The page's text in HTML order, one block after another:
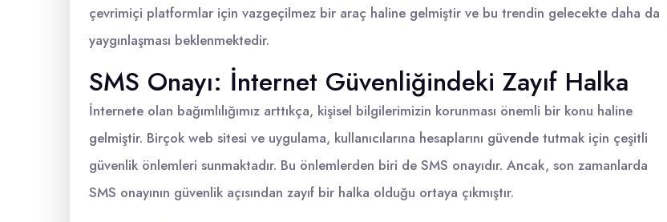
çevrimiçi platformlar için vazgeçilmez bir araç haline gelmiştir ve bu trendin gelecekte daha da
yaygınlaşması beklenmektedir.
SMS Onayı: İnternet Güvenliğindeki Zayıf Halka
İnternete olan bağımlılığımız arttıkça, kişisel bilgilerimizin korunması önemli bir konu haline
gelmiştir. Birçok web sitesi ve uygulama, kullanıcılarına hesaplarını güvende tutmak için çeşitli
güvenlik önlemleri sunmaktadır. Bu önlemlerden biri de SMS onayıdır. Ancak, son zamanlarda
SMS onayının güvenlik açısından zayıf bir halka olduğu ortaya çıkmıştır.